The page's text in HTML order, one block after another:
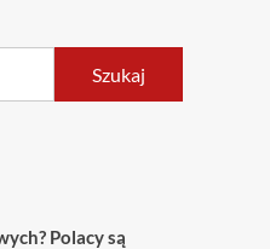
Szukaj
Polacy są